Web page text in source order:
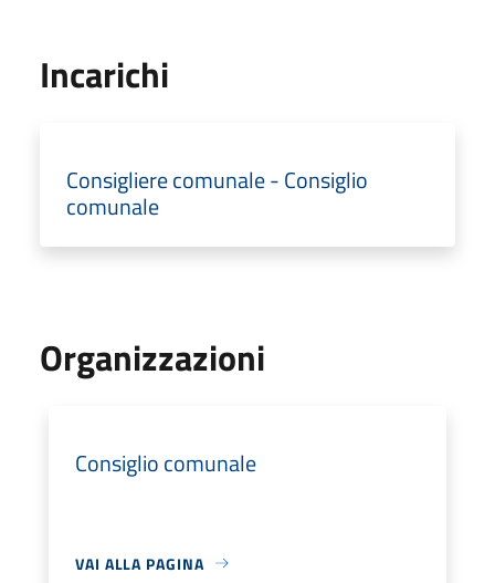
Incarichi
Consigliere comunale - Consiglio
comunale
Organizzazioni
Consiglio comunale
VAI ALLA PAGINA